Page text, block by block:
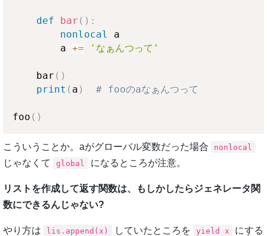
def bar ( ) :
nonlocal a
        a
+= 'なぁんつって'
    bar
( )
print ( a ) # fooのaなぁんつって
foo ( )
こういうことか。aがグローバル変数だった場合 nonlocal
じゃなくて global になるところが注意。
リストを作成して返す関数は、もしかしたらジェネレータ関
数にできるんじゃない?
やり方は lis.append(x) していたところを yield x
にする